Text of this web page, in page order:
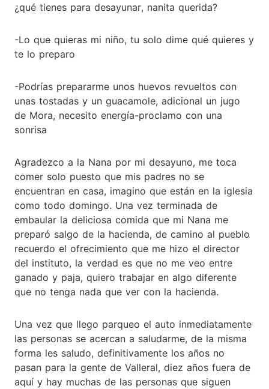
¿qué tienes para desayunar, nanita querida?
-Lo que quieras mi niño, tu solo dime qué quieres y
te lo preparo
-Podrías prepararme unos huevos revueltos con
unas tostadas y un guacamole, adicional un jugo
de Mora, necesito energía-proclamo con una
sonrisa
Agradezco a la Nana por mi desayuno, me toca
comer solo puesto que mis padres no se
encuentran en casa, imagino que están en la iglesia
como todo domingo. Una vez terminada de
embaular la deliciosa comida que mi Nana me
preparó salgo de la hacienda, de camino al pueblo
recuerdo el ofrecimiento que me hizo el director
del instituto, la verdad es que no me veo entre
ganado y paja, quiero trabajar en algo diferente
que no tenga nada que ver con la hacienda.
Una vez que llego parqueo el auto inmediatamente
las personas se acercan a saludarme, de la misma
forma les saludo, definitivamente los años no
pasan para la gente de Valleral, diez años fuera de
aquí y hay muchas de las personas que siguen